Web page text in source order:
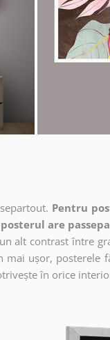
Pentru
are
alt contrast între
ușor, posterele
în orice